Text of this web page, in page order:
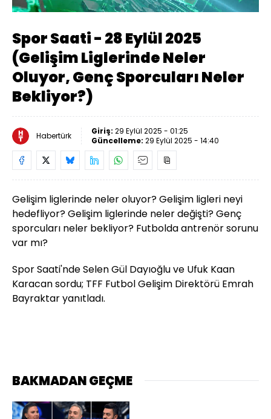
Sesi
Aç
Oynatma
Hızı
Spor Saati - 28 Eylül 2025
(Gelişim Liglerinde Neler
Oluyor, Genç Sporcuları Neler
Bekliyor?)
Habertürk Giriş: 29 Eylül 2025 - 01:25
Güncelleme: 29 Eylül 2025 - 14:40
Gelişim liglerinde neler oluyor? Gelişim ligleri neyi
hedefliyor? Gelişim liglerinde neler değişti? Genç
sporcuları neler bekliyor? Futbolda antrenör sorunu
var mı?
Spor Saati'nde Selen Gül Dayıoğlu ve Ufuk Kaan
Karacan sordu; TFF Futbol Gelişim Direktörü Emrah
Bayraktar yanıtladı.
BAKMADAN GEÇME